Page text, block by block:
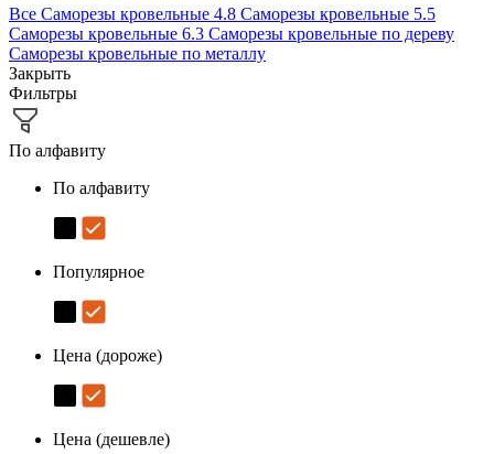
Все Саморезы кровельные 4.8 Саморезы кровельные 5.5
Саморезы кровельные 6.3 Саморезы кровельные по дереву
Саморезы кровельные по металлу
Закрыть
Фильтры
По алфавиту
По алфавиту
Популярное
Цена (дороже)
Цена (дешевле)